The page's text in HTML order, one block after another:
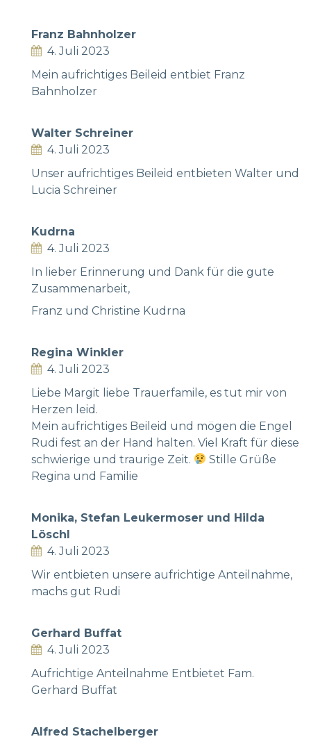
Franz Bahnholzer
4. Juli 2023
Mein aufrichtiges Beileid entbiet Franz
Bahnholzer
Walter Schreiner
4. Juli 2023
Unser aufrichtiges Beileid entbieten Walter und
Lucia Schreiner
Kudrna
4. Juli 2023
In lieber Erinnerung und Dank für die gute
Zusammenarbeit,
Franz und Christine Kudrna
Regina Winkler
4. Juli 2023
Liebe Margit liebe Trauerfamile, es tut mir von
Herzen leid.
Mein aufrichtiges Beileid und mögen die Engel
Rudi fest an der Hand halten. Viel Kraft für diese
schwierige und traurige Zeit.
Stille Grüße
Regina und Familie
Monika, Stefan Leukermoser und Hilda
Löschl
4. Juli 2023
Wir entbieten unsere aufrichtige Anteilnahme,
machs gut Rudi
Gerhard Buffat
4. Juli 2023
Aufrichtige Anteilnahme Entbietet Fam.
Gerhard Buffat
Alfred Stachelberger